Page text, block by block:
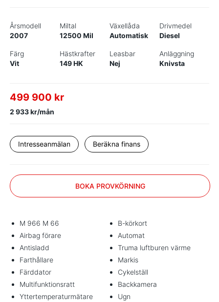
Årsmodell
2007
Miltal
12500 Mil
Växellåda
Automatisk
Drivmedel
Diesel
Färg
Vit
Hästkrafter
149 HK
Leasbar
Nej
Anläggning
Knivsta
499 900 kr
2 933 kr/mån
Intresseanmälan Beräkna finans
BOKA PROVKÖRNING
M 966 M 66
Airbag förare
Antisladd
Farthållare
Färddator
Multifunktionsratt
Yttertemperaturmätare
B-körkort
Automat
Truma luftburen värme
Markis
Cykelställ
Backkamera
Ugn